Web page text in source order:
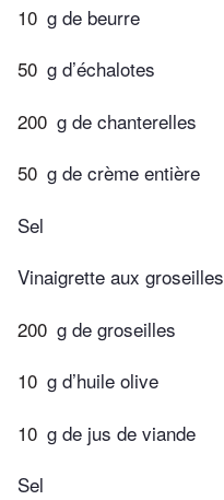
10 g de beurre
50 g d’échalotes
200 g de chanterelles
50 g de crème entière
Sel
Vinaigrette aux groseilles
200 g de groseilles
10 g d’huile olive
10 g de jus de viande
Sel